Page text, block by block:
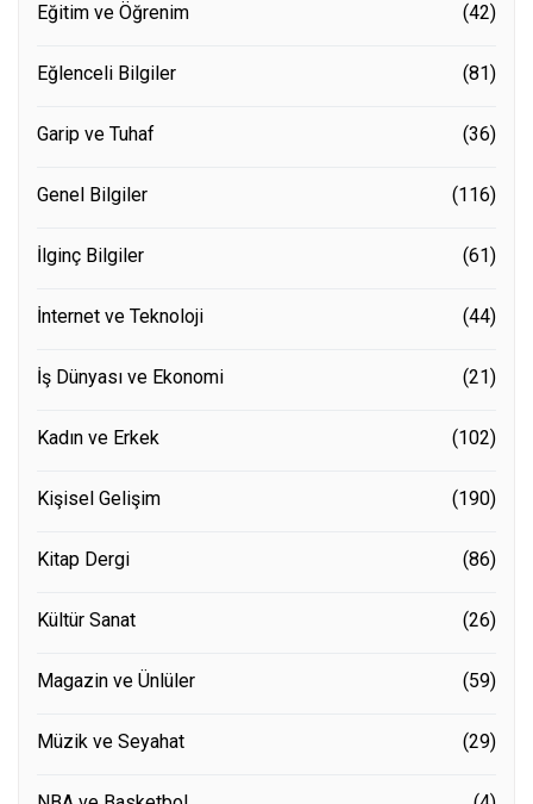
Eğitim ve Öğrenim (42)
Eğlenceli Bilgiler (81)
Garip ve Tuhaf (36)
Genel Bilgiler (116)
İlginç Bilgiler (61)
İnternet ve Teknoloji (44)
İş Dünyası ve Ekonomi (21)
Kadın ve Erkek (102)
Kişisel Gelişim (190)
Kitap Dergi (86)
Kültür Sanat (26)
Magazin ve Ünlüler (59)
Müzik ve Seyahat (29)